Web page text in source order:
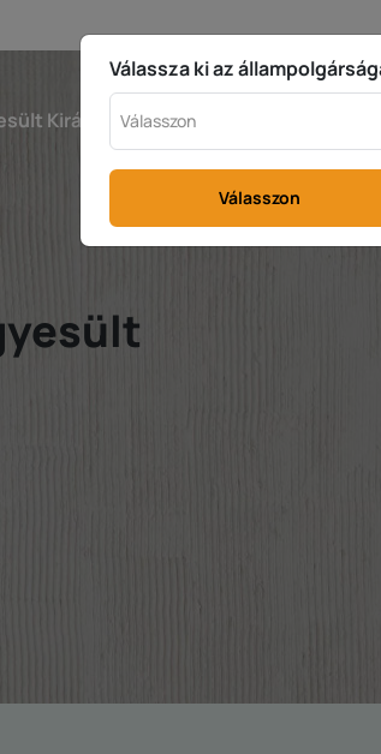
Királyság Kalkulátor
Válassza ki az
Válasszon
Válasszon